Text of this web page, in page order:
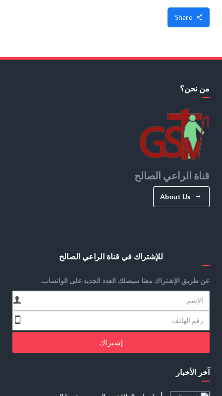
من نحن؟
قناة الراعي الصالح
About Us
للإشتراك في قناة الراعي الصالح
عن طريق الإشتراك معنا سيصلك العدد الجديد على الواتساب.
إشتراك
آخر الأخبار